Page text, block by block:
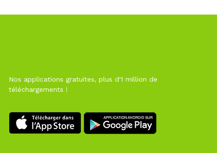
Nos applications gratuites, plus d'1 million de
téléchargements !